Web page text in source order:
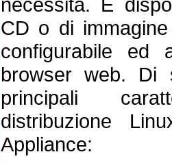
CD o di
configurabile ed
browser web. Di
principali
distribuzione
Appliance: